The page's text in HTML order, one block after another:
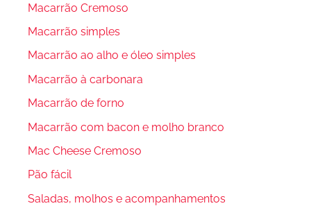
Macarrão Cremoso
Macarrão simples
Macarrão ao alho e óleo simples
Macarrão à carbonara
Macarrão de forno
Macarrão com bacon e molho branco
Mac Cheese Cremoso
Pão fácil
Saladas, molhos e acompanhamentos